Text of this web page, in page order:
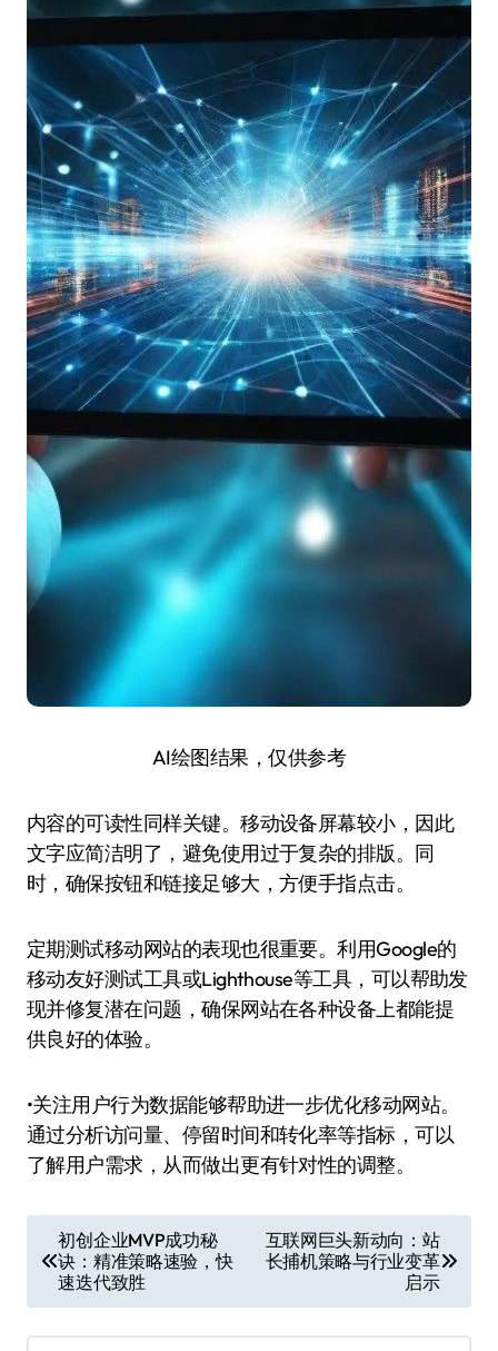
AI绘图结果，仅供参考
内容的可读性同样关键。移动设备屏幕较小，因此
文字应简洁明了，避免使用过于复杂的排版。同
时，确保按钮和链接足够大，方便手指点击。
定期测试移动网站的表现也很重要。利用Google的
移动友好测试工具或Lighthouse等工具，可以帮助发
现并修复潜在问题，确保网站在各种设备上都能提
供良好的体验。
•关注用户行为数据能够帮助进一步优化移动网站。
通过分析访问量、停留时间和转化率等指标，可以
了解用户需求，从而做出更有针对性的调整。
章
导
航
初创企业MVP成功秘
诀：精准策略速验，快
速迭代致胜
互联网巨头新动向：站
长捕机策略与行业变革
启示